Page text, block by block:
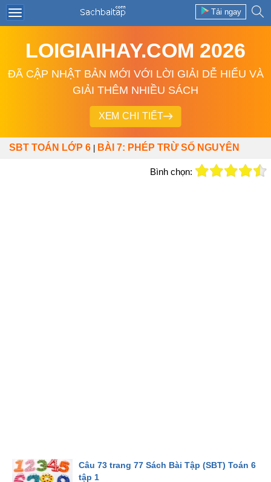
Tải ngay
LOIGIAIHAY.COM 2026
ĐÃ CẬP NHẬT BẢN MỚI VỚI LỜI GIẢI DỄ HIỂU VÀ
GIẢI THÊM NHIỀU SÁCH
XEM CHI TIẾT
SBT TOÁN LỚP 6 BÀI 7: PHÉP TRỪ SỐ NGUYÊN
Bình chọn:
Câu 73 trang 77 Sách Bài Tập (SBT) Toán 6
tập 1